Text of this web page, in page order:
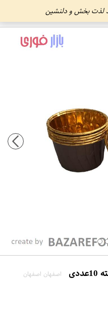
لذت بخش و دلنشین
اصفهان اصفهان